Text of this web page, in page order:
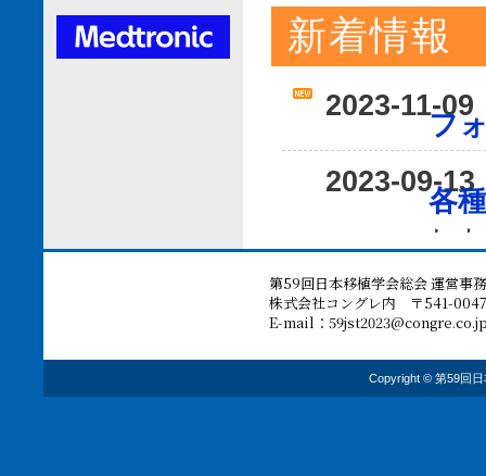
新着情報
2023-11-09
フ
2023-09-13
各
し
2023-09-11
事
2023-09-07
プ
第59回日本移植学会総会 運営事
株式会社コングレ内 〒541-
E-mail：
Copyright © 第59回